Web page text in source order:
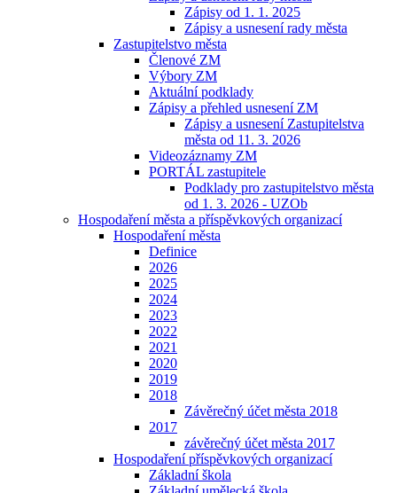
Zápisy od 1. 1. 2025
Zápisy a usnesení rady města
Zastupitelstvo města
Členové ZM
Výbory ZM
Aktuální podklady
Zápisy a přehled usnesení ZM
Zápisy a usnesení Zastupitelstva
města od 11. 3. 2026
Videozáznamy ZM
PORTÁL zastupitele
Podklady pro zastupitelstvo města
od 1. 3. 2026 - UZOb
Hospodaření města a příspěvkových organizací
Hospodaření města
Definice
2026
2025
2024
2023
2022
2021
2020
2019
2018
Závěrečný účet města 2018
2017
závěrečný účet města 2017
Hospodaření příspěvkových organizací
Základní škola